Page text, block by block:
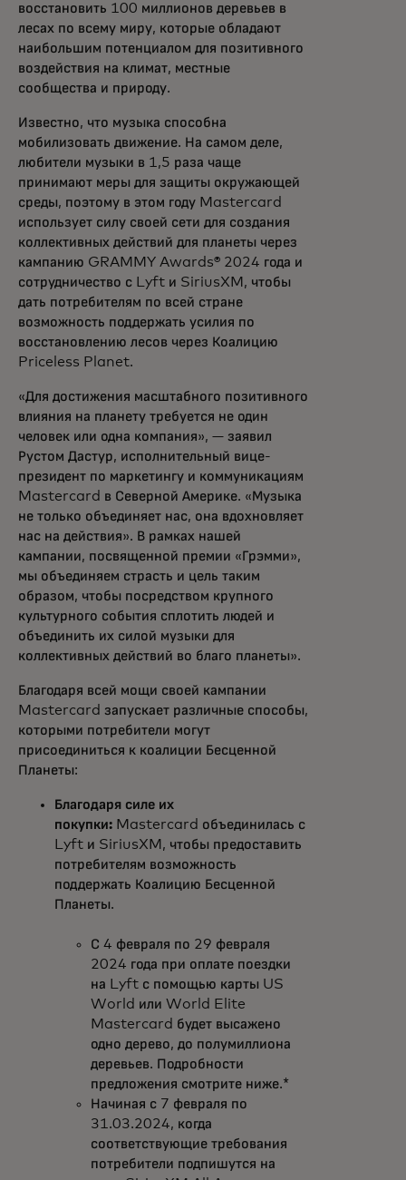
восстановить 100 миллионов деревьев в
лесах по всему миру, которые обладают
наибольшим потенциалом для позитивного
воздействия на климат, местные
сообщества и природу.
Известно, что музыка способна
мобилизовать движение. На самом деле,
любители музыки в 1,5 раза чаще
принимают меры для защиты окружающей
среды, поэтому в этом году Mastercard
использует силу своей сети для создания
коллективных действий для планеты через
кампанию GRAMMY Awards® 2024 года и
сотрудничество с Lyft и SiriusXM, чтобы
дать потребителям по всей стране
возможность поддержать усилия по
восстановлению лесов через Коалицию
Priceless Planet.
«Для достижения масштабного позитивного
влияния на планету требуется не один
человек или одна компания», — заявил
Рустом Дастур, исполнительный вице-
президент по маркетингу и коммуникациям
Mastercard в Северной Америке. «Музыка
не только объединяет нас, она вдохновляет
нас на действия». В рамках нашей
кампании, посвященной премии «Грэмми»,
мы объединяем страсть и цель таким
образом, чтобы посредством крупного
культурного события сплотить людей и
объединить их силой музыки для
коллективных действий во благо планеты».
Благодаря всей мощи своей кампании
Mastercard запускает различные способы,
которыми потребители могут
присоединиться к коалиции Бесценной
Планеты:
Благодаря силе их
покупки: Mastercard объединилась с
Lyft и SiriusXM, чтобы предоставить
потребителям возможность
поддержать Коалицию Бесценной
Планеты.
С 4 февраля по 29 февраля
2024 года при оплате поездки
на Lyft с помощью карты US
World или World Elite
Mastercard будет высажено
одно дерево, до полумиллиона
деревьев. Подробности
предложения смотрите ниже.*
Начиная с 7 февраля по
31.03.2024, когда
соответствующие требования
потребители подпишутся на